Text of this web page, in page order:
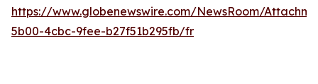
https://www.globenewswire.com/NewsRoom/
5b00-4cbc-9fee-b27f51b295fb/fr